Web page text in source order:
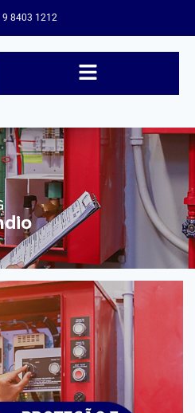
9 8403 1212